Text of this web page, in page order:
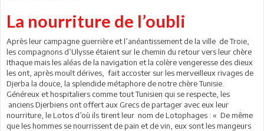
La nourriture de l’oubli
Après leur campagne guerrière et l’anéantissement de la ville de Troie,
les compagnons d’Ulysse étaient sur le chemin du retour vers leur chère
Ithaque mais les aléas de la navigation et la colère vengeresse des dieux
les ont, après moult dérives, fait accoster sur les merveilleux rivages de
Djerba la douce, la splendide métaphore de notre chère Tunisie.
Généreux et hospitaliers comme tout Tunisien qui se respecte, les
anciens Djerbiens ont offert aux Grecs de partager avec eux leur
nourriture, le Lotos d’où ils tirent leur nom de Lotophages : « De même
que les hommes se nourrissent de pain et de vin, eux sont les mangeurs